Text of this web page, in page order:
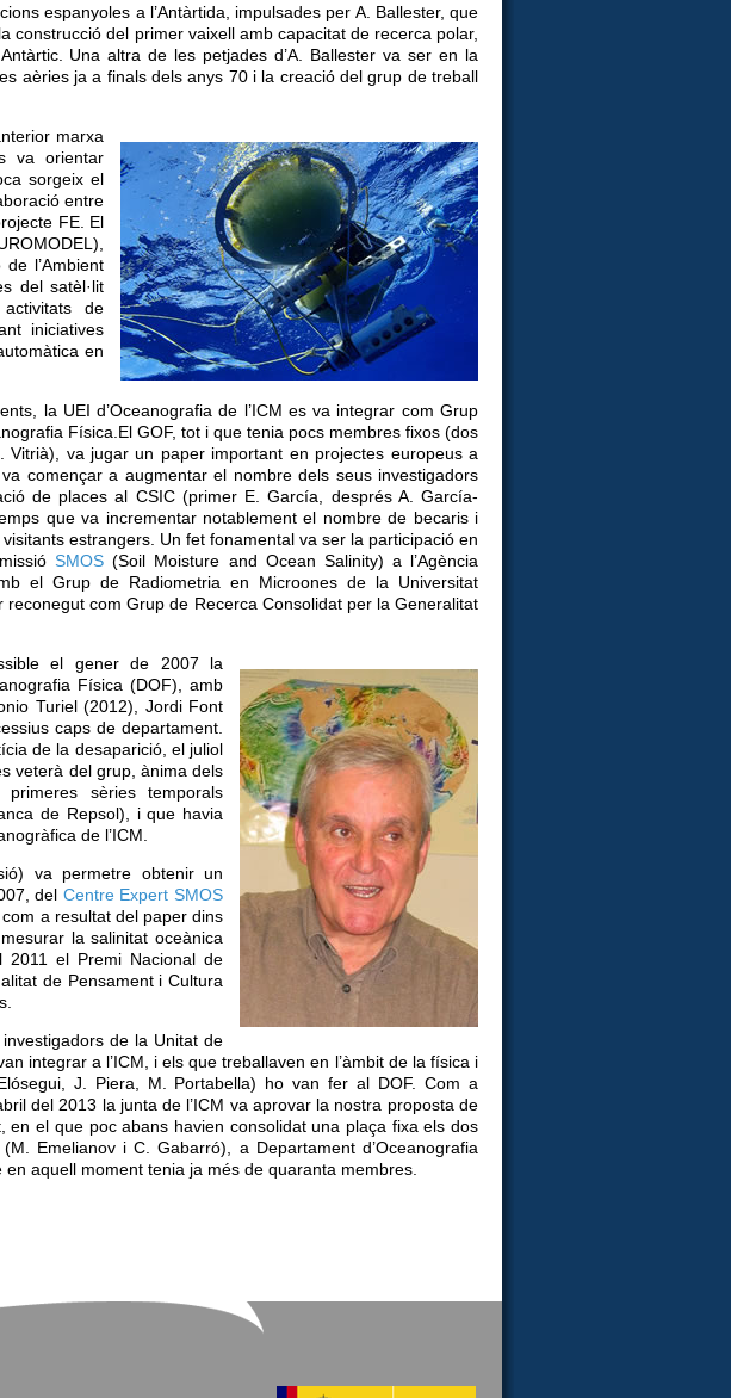
espanyoles a l’Antàrtida, impulsades per A. Ballester, que
del primer vaixell amb capacitat de recerca polar,
Una altra de les petjades d’A. Ballester va ser en la
aèries ja a finals dels anys 70 i la creació del grup de treball
marxa
va orientar
sorgeix el
entre
FE. El
l’Ambient
del satèl·lit
de
iniciatives
en
la UEI d’Oceanografia de l’ICM es va integrar com Grup
Física.El GOF, tot i que tenia pocs membres fixos (dos
va jugar un paper important en projectes europeus a
va començar a augmentar el nombre dels seus investigadors
de places al CSIC (primer E. García, després A. García-
que va incrementar notablement el nombre de becaris i
estrangers. Un fet fonamental va ser la participació en
SMOS (Soil Moisture and Ocean Salinity) a l’Agència
el Grup de Radiometria en Microones de la Universitat
com Grup de Recerca Consolidat per la Generalitat
el gener de 2007 la
Física (DOF), amb
Turiel (2012), Jordi Font
caps de departament.
de la desaparició, el juliol
veterà del grup, ànima dels
sèries temporals
de Repsol), i que havia
de l’ICM.
va permetre obtenir un
del Centre Expert SMOS
a resultat del paper dins
la salinitat oceànica
2011 el Premi Nacional de
de Pensament i Cultura
de la Unitat de
integrar a l’ICM, i els que treballaven en l’àmbit de la física i
J. Piera, M. Portabella) ho van fer al DOF. Com a
del 2013 la junta de l’ICM va aprovar la nostra proposta de
en el que poc abans havien consolidat una plaça fixa els dos
Emelianov i C. Gabarró), a Departament d’Oceanografia
aquell moment tenia ja més de quaranta membres.